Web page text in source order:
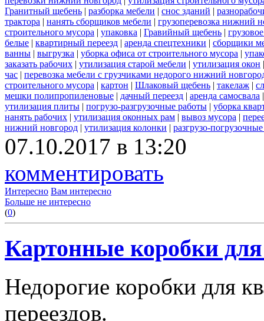
Гранитный щебень | разборка мебели | снос зданий |
трактора | нанять сборщиков мебели | грузоперевозка нижний
строительного мусора | упаковка | Гравийный щебень |
белые | квартирный переезд | аренда спецтехники | сборщики
ванны | выгрузка | уборка офиса от строительного мусора |
заказать рабочих | утилизация старой мебели | утилизация окон
час | перевозка мебели с грузчиками недорого нижний
строительного мусора | картон | Шлаковый щебень | такелаж |
мешки полипропиленовые | дачный переезд | аренда самосвала
утилизация плиты | погрузо-разгрузочные работы | уборка
нанять рабочих | утилизация оконных рам | вывоз мусора |
нижний новгород | утилизация колонки | разгрузо-
07.10.2017 в 13:20
комментировать
Интересно Вам интересно
Больше не интересно
(0)
Картонные коробки для
Недорогие коробки для
переездов.